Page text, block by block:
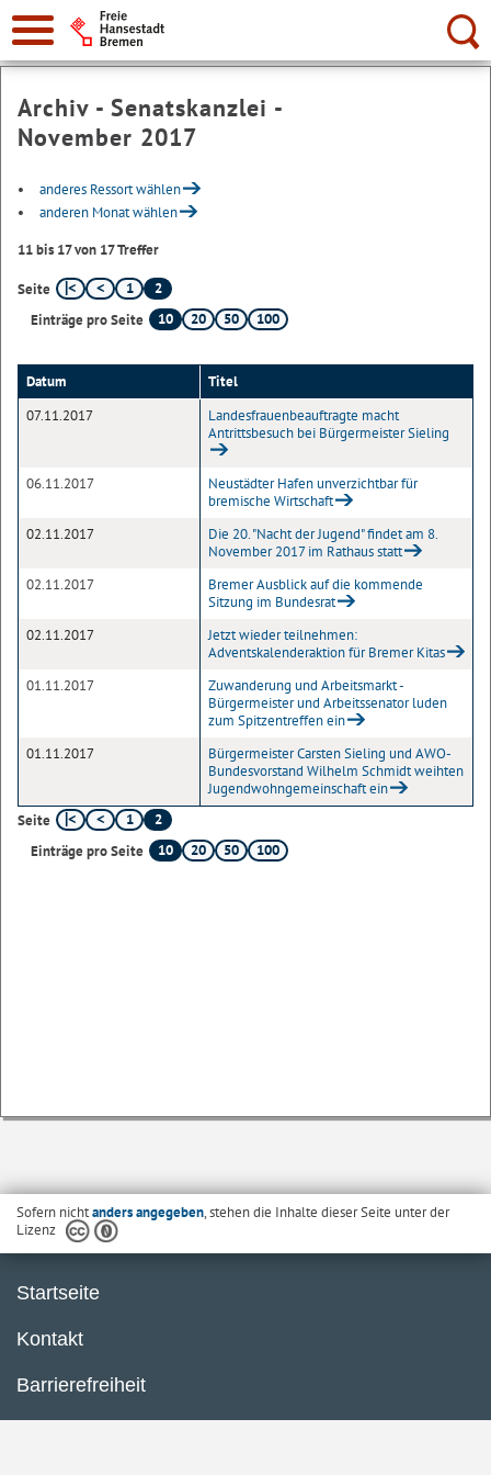
Suche:
Archiv - Senatskanzlei -
November 2017
anderes Ressort wählen
anderen Monat wählen
11 bis 17 von 17 Treffer
Seite 1
2
Einträge pro Seite
10 20 50 100
Datum
Titel
07.11.2017
Landesfrauenbeauftragte macht
Antrittsbesuch bei Bürgermeister Sieling
06.11.2017
Neustädter Hafen unverzichtbar für
bremische Wirtschaft
02.11.2017
Die 20. "Nacht der Jugend" findet am 8.
November 2017 im Rathaus statt
02.11.2017
Bremer Ausblick auf die kommende
Sitzung im Bundesrat
02.11.2017
Jetzt wieder teilnehmen:
Adventskalenderaktion für Bremer Kitas
01.11.2017
Zuwanderung und Arbeitsmarkt -
Bürgermeister und Arbeitssenator luden
zum Spitzentreffen ein
01.11.2017
Bürgermeister Carsten Sieling und AWO-
Bundesvorstand Wilhelm Schmidt weihten
Jugendwohngemeinschaft ein
Seite
1
2
Einträge pro Seite
10 20 50 100
Sofern nichtanders angegeben, stehen die Inhalte dieser Seite unter der
Lizenz
Startseite
Kontakt
Barrierefreiheit